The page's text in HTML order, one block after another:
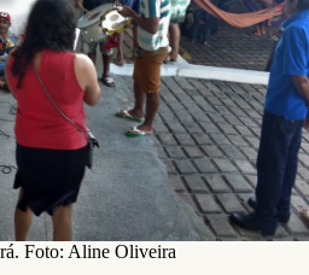
Foto: Aline Oliveira